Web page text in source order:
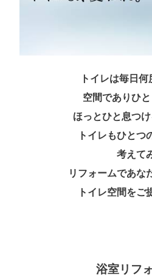
トイレは毎日何
空間でありひ
ほっとひと息つけ
トイレもひとつ
考えて
リフォームであな
トイレ空間をご
浴室リフ